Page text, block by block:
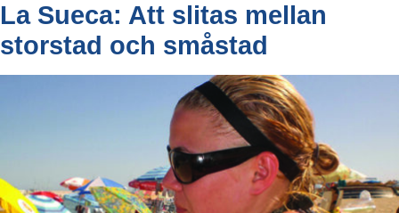
La Sueca: Att slitas mellan
storstad och småstad